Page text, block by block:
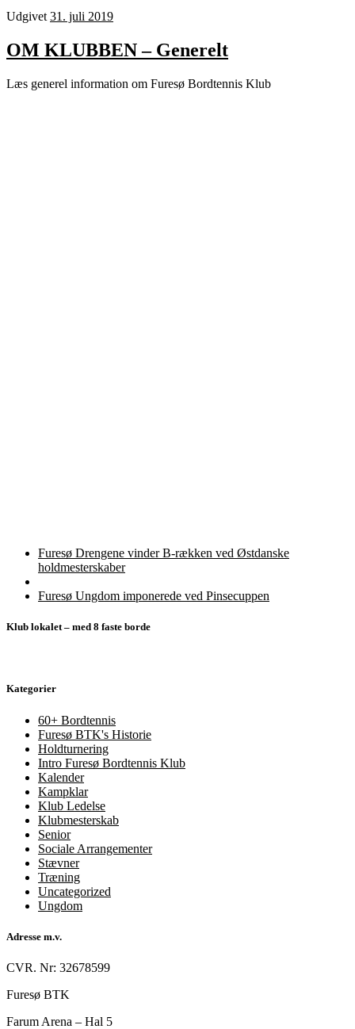
Udgivet31. juli 2019
OM KLUBBEN – Generelt
Læs generel information om Furesø Bordtennis Klub
Indlæg
navigation
Forrige
indlæg
Furesø Drengene vinder B-rækken ved Østdanske
holdmesterskaber
til
Næste
Furesø Ungdom imponerede ved Pinsecuppen
Klub lokalet – med 8 faste borde
Kategorier
60+ Bordtennis
Furesø BTK's Historie
Holdturnering
Intro Furesø Bordtennis Klub
Kalender
Kampklar
Klub Ledelse
Klubmesterskab
Senior
Sociale Arrangementer
Stævner
Træning
Uncategorized
Ungdom
Adresse m.v.
CVR. Nr: 32678599
Furesø BTK
Farum Arena – Hal 5